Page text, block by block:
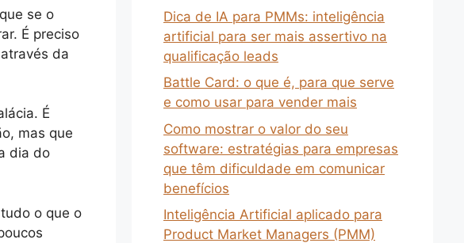
se o
É preciso
da
É
mas que
dia do
o que o
Dica de IA para PMMs: inteligência
artificial para ser mais assertivo na
qualificação leads
Battle Card: o que é, para que serve
e como usar para vender mais
Como mostrar o valor do seu
software: estratégias para empresas
que têm dificuldade em comunicar
benefícios
Inteligência Artificial aplicado para
Product Market Managers (PMM)